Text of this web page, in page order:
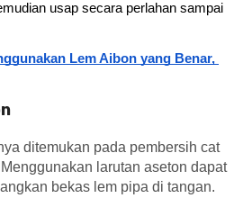
usap secara perlahan sampai
Lem Aibon yang Benar,
ditemukan pada pembersih cat
Menggunakan larutan aseton dapat
bekas lem pipa di tangan.